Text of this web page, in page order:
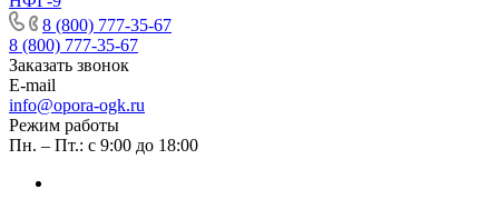
8 (800) 777-35-67
8 (800) 777-35-67
Заказать звонок
E-mail
info@opora-ogk.ru
Режим работы
Пн. – Пт.: с 9:00 до 18:00